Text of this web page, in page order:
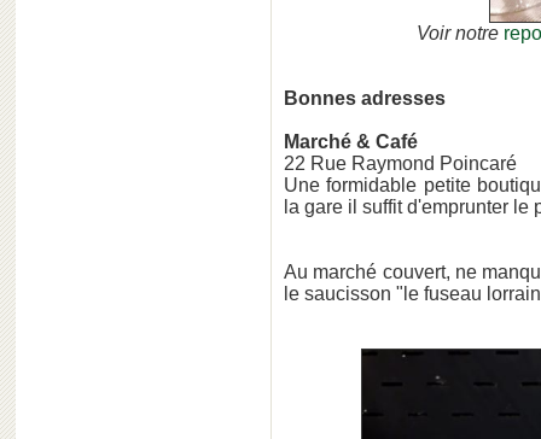
Voir notre
Bonnes adresses
Marché & Café
22 Rue Raymond Poincaré
Une formidable petite
la gare il suffit d'emprunter
Au marché couvert, ne
le saucisson "le fuseau